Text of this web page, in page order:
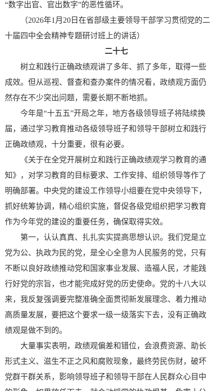
“数字出官、官出数字”的恶性循环。
（2026年1月20日在省部级主要领导干部学习贯彻党的二
十届四中全会精神专题研讨班上的讲话）
二十七
树立和践行正确政绩观讲了多年、抓了多年，取得一些
成效。但从巡视、督查和查办案件的情况看，政绩观方面仍
然存在不少突出问题，需要长期不断地抓。
今年是“十五五”开局之年，地方各级领导班子将陆续换
届，通过学习教育推动各级领导班子和领导干部树立和践行
正确政绩观，十分重要，很有必要。
《关于在全党开展树立和践行正确政绩观学习教育的通
知》，对学习教育的目标要求、工作安排、组织领导等作了
明确部署。中央党的建设工作领导小组要在党中央领导下，
抓好统筹协调，精心组织实施，督促各级党组织把学习教育
作为今年党的建设的重要任务，确保取得实效。
第一，认认真真、扎扎实实提高思想认识。我们党是立
党为公、执政为民的党，是全心全意为人民服务的党，只有
不断以良好政绩推动党和国家事业发展、造福人民，才能践
行好党的宗旨，也才能完成好党的历史使命。党的十八大以
来，我反复强调要完整准确全面贯彻新发展理念、着力推动
高质量发展，要把这个要求一级一级落实下去，没有正确政
绩观是做不到的。
大量事实表明，政绩观偏差和错位，会浪费资源、助长
形式主义、滋生不正之风和腐败现象，最终劳民伤财，破坏
党群干群关系，影响领导班子和领导干部在人民群众心目中